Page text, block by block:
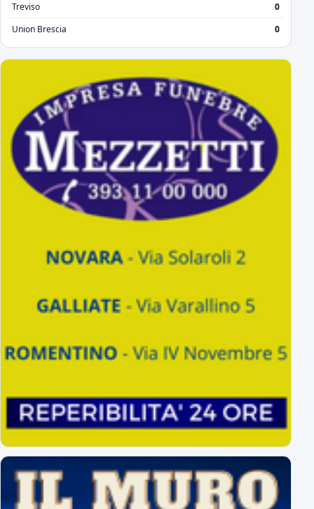
Treviso
0
Union Brescia
0